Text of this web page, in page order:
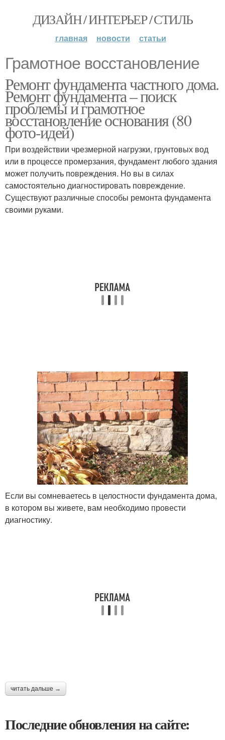
ДИЗАЙН / ИНТЕРЬЕР / СТИЛЬ
главная новости статьи
Грамотное восстановление
Ремонт фундамента частного дома.
Ремонт фундамента – поиск
проблемы и грамотное
восстановление основания (80
фото-идей)
При воздействии чрезмерной нагрузки, грунтовых вод
или в процессе промерзания, фундамент любого здания
может получить повреждения. Но вы в силах
самостоятельно диагностировать повреждение.
Существуют различные способы ремонта фундамента
своими руками.
Если вы сомневаетесь в целостности фундамента дома,
в котором вы живете, вам необходимо провести
диагностику.
читать дальше →
Последние обновления на сайте: